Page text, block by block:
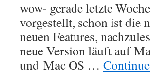
wow- gerade letzte
vorgestellt, schon ist die
neuen Features,
neue Version läuft auf
und Mac OS …